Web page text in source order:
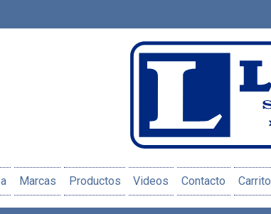
Marcas Productos Videos Contacto Carrito